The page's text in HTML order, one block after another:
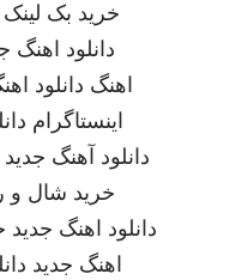
خرید بک لینک
دانلود اهنگ
اهنگ دانلود
اینستاگرام
دانلود آهنگ جدید
خرید شال
دانلود اهنگ جدید
اهنگ جدید